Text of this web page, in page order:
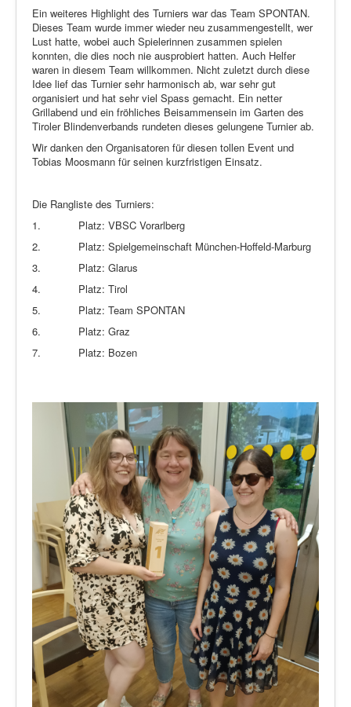
Ein weiteres Highlight des Turniers war das Team SPONTAN.
Dieses Team wurde immer wieder neu zusammengestellt, wer
Lust hatte, wobei auch Spielerinnen zusammen spielen
konnten, die dies noch nie ausprobiert hatten. Auch Helfer
waren in diesem Team willkommen. Nicht zuletzt durch diese
Idee lief das Turnier sehr harmonisch ab, war sehr gut
organisiert und hat sehr viel Spass gemacht. Ein netter
Grillabend und ein fröhliches Beisammensein im Garten des
Tiroler Blindenverbands rundeten dieses gelungene Turnier ab.
Wir danken den Organisatoren für diesen tollen Event und
Tobias Moosmann für seinen kurzfristigen Einsatz.
Die Rangliste des Turniers:
1.
Platz: VBSC Vorarlberg
2.
Platz: Spielgemeinschaft München-Hoffeld-Marburg
3.
Platz: Glarus
4.
Platz: Tirol
5.
Platz: Team SPONTAN
6.
Platz: Graz
7.
Platz: Bozen